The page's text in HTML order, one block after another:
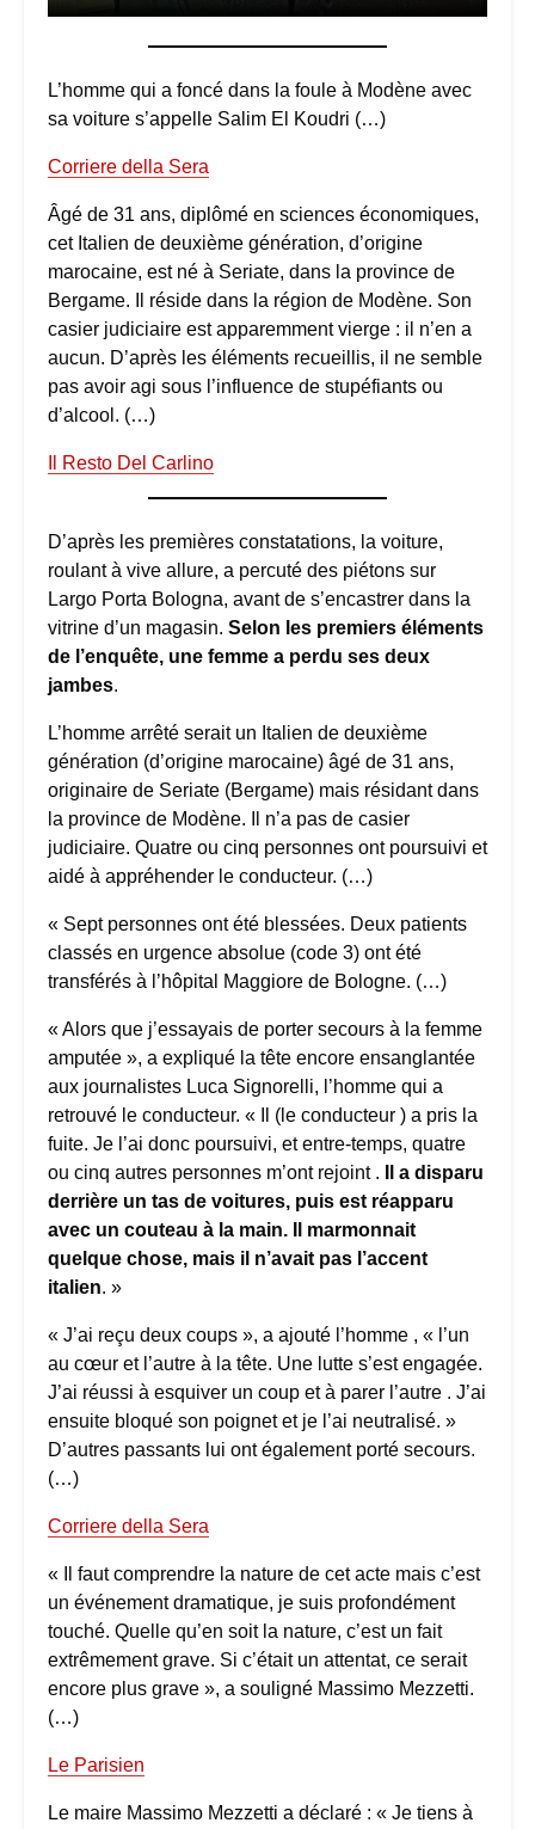
L’homme qui a foncé dans la foule à Modène avec
sa voiture s’appelle Salim El Koudri (…)
Corriere della Sera
Âgé de 31 ans, diplômé en sciences économiques,
cet Italien de deuxième génération, d’origine
marocaine, est né à Seriate, dans la province de
Bergame. Il réside dans la région de Modène. Son
casier judiciaire est apparemment vierge : il n’en a
aucun. D’après les éléments recueillis, il ne semble
pas avoir agi sous l’influence de stupéfiants ou
d’alcool. (…)
Il Resto Del Carlino
D’après les premières constatations, la voiture,
roulant à vive allure, a percuté des piétons sur
Largo Porta Bologna, avant de s’encastrer dans la
vitrine d’un magasin. Selon les premiers éléments
de l’enquête, une femme a perdu ses deux
jambes.
L’homme arrêté serait un Italien de deuxième
génération (d’origine marocaine) âgé de 31 ans,
originaire de Seriate (Bergame) mais résidant dans
la province de Modène. Il n’a pas de casier
judiciaire. Quatre ou cinq personnes ont poursuivi et
aidé à appréhender le conducteur. (…)
« Sept personnes ont été blessées. Deux patients
classés en urgence absolue (code 3) ont été
transférés à l’hôpital Maggiore de Bologne. (…)
« Alors que j’essayais de porter secours à la femme
amputée », a expliqué la tête encore ensanglantée
aux journalistes Luca Signorelli, l’homme qui a
retrouvé le conducteur. « Il (le conducteur ) a pris la
fuite. Je l’ai donc poursuivi, et entre-temps, quatre
ou cinq autres personnes m’ont rejoint .
Il a disparu
derrière un tas de voitures, puis est réapparu
avec un couteau à la main. Il marmonnait
quelque chose, mais il n’avait pas l’accent
italien. »
« J’ai reçu deux coups », a ajouté l’homme , « l’un
au cœur et l’autre à la tête. Une lutte s’est engagée.
J’ai réussi à esquiver un coup et à parer l’autre . J’ai
ensuite bloqué son poignet et je l’ai neutralisé. »
D’autres passants lui ont également porté secours.
(…)
Corriere della Sera
« Il faut comprendre la nature de cet acte mais c’est
un événement dramatique, je suis profondément
touché. Quelle qu’en soit la nature, c’est un fait
extrêmement grave. Si c’était un attentat, ce serait
encore plus grave », a souligné Massimo Mezzetti.
(…)
Le Parisien
Le maire Massimo Mezzetti a déclaré : « Je tiens à